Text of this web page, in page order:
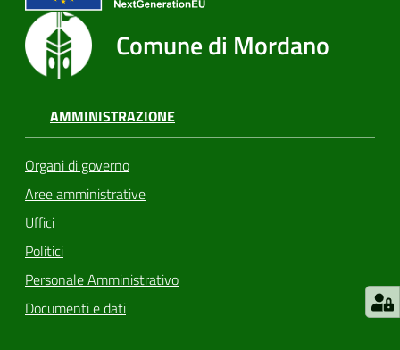
gli
argomenti
Seguici
su
Comune di Mordano
AMMINISTRAZIONE
Organi di governo
Aree amministrative
Uffici
Politici
Personale Amministrativo
Documenti e dati